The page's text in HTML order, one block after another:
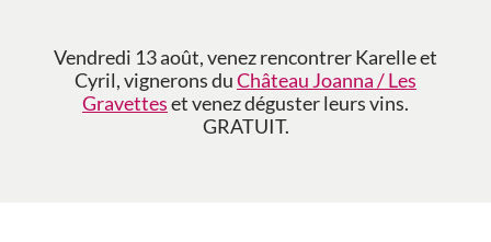
Vendredi 13 août, venez rencontrer Karelle et
Cyril, vignerons duChâteau Joanna / Les
Gravetteset venez déguster leurs vins.
GRATUIT.